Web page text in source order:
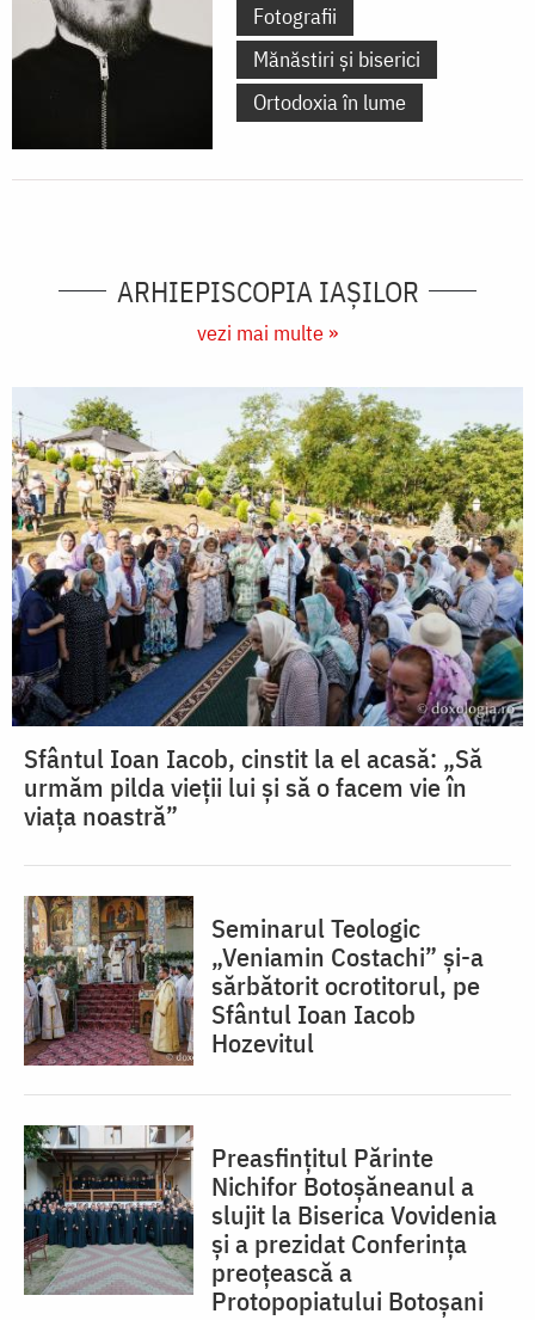
Fotografii
Mănăstiri și biserici
Ortodoxia în lume
ARHIEPISCOPIA IAŞILOR
vezi mai multe »
Sfântul Ioan Iacob, cinstit la el acasă: „Să
urmăm pilda vieții lui și să o facem vie în
viața noastră”
Seminarul Teologic
„Veniamin Costachi” și-a
sărbătorit ocrotitorul, pe
Sfântul Ioan Iacob
Hozevitul
Preasfințitul Părinte
Nichifor Botoșăneanul a
slujit la Biserica Vovidenia
și a prezidat Conferința
preoțească a
Protopopiatului Botoșani